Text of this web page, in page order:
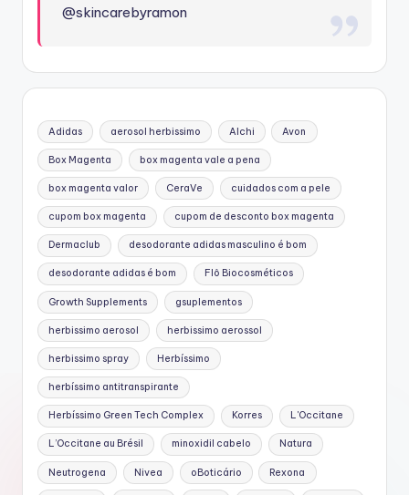
@skincarebyramon
Adidas aerosol herbissimo Alchi Avon
Box Magenta box magenta vale a pena
box magenta valor CeraVe cuidados com a pele
cupom box magenta cupom de desconto box magenta
Dermaclub desodorante adidas masculino é bom
desodorante adidas é bom Flô Biocosméticos
Growth Supplements gsuplementos
herbissimo aerosol herbissimo aerossol
herbissimo spray Herbíssimo
herbíssimo antitranspirante
Herbíssimo Green Tech Complex Korres L'Occitane
L’Occitane au Brésil minoxidil cabelo Natura
Neutrogena Nivea oBoticário Rexona